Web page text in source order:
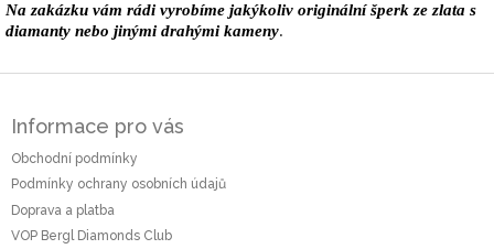
Na zakázku vám rádi vyrobíme jakýkoliv originální šperk ze zlata s
diamanty nebo jinými drahými kameny.
Informace pro vás
Obchodní podmínky
Podmínky ochrany osobních údajů
Doprava a platba
VOP Bergl Diamonds Club